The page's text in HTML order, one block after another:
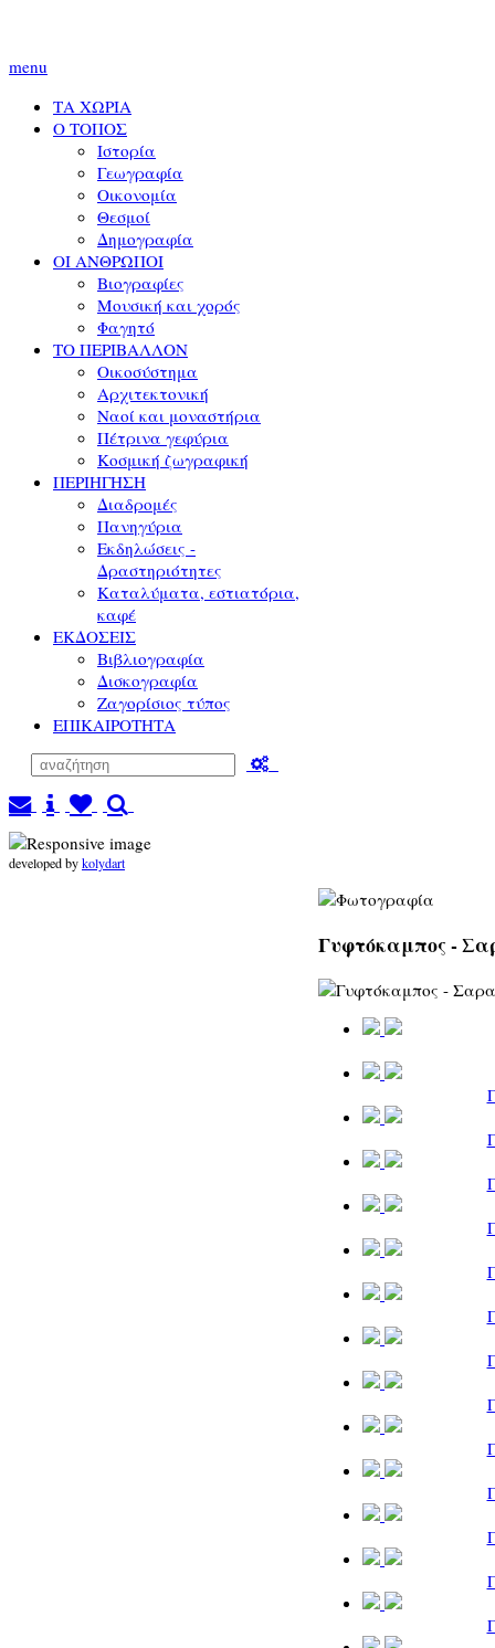
menu
ΤΑ ΧΩΡΙΑ
Ο ΤΟΠΟΣ
Ιστορία
Γεωγραφία
Οικονομία
Θεσμοί
Δημογραφία
ΟΙ ΑΝΘΡΩΠΟΙ
Βιογραφίες
Μουσική και χορός
Φαγητό
ΤΟ ΠΕΡΙΒΑΛΛΟΝ
Οικοσύστημα
Αρχιτεκτονική
Ναοί και μοναστήρια
Πέτρινα γεφύρια
Κοσμική ζωγραφική
ΠΕΡΙΗΓΗΣΗ
Διαδρομές
Πανηγύρια
Εκδηλώσεις -
Δραστηριότητες
Καταλύματα, εστιατόρια,
καφέ
ΕΚΔΟΣΕΙΣ
Βιβλιογραφία
Δισκογραφία
Ζαγορίσιος τύπος
ΕΠΙΚΑΙΡΟΤΗΤΑ
developed bykolydart
Γυφτόκαμπος -